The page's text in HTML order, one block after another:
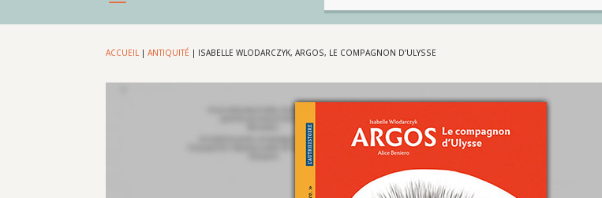
ACCUEIL |ANTIQUITÉ | ISABELLE WLODARCZYK, ARGOS, LE COMPAGNON D’ULYSSE